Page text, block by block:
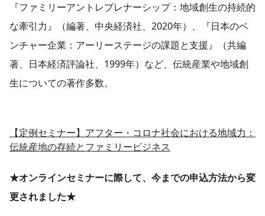
『ファミリーアントレプレナーシップ：地域創生の持続的
な牽引力』（編著、中央経済社、2020年）、『日本のベ
ンチャー企業：アーリーステージの課題と支援』（共編
著、日本経済評論社、1999年）など、伝統産業や地域創
生についての著作多数。
【定例セミナー】アフター・コロナ社会における地域力：
伝統産地の存続とファミリービジネス
★オンラインセミナーに際して、今までの申込方法から変
更されました★